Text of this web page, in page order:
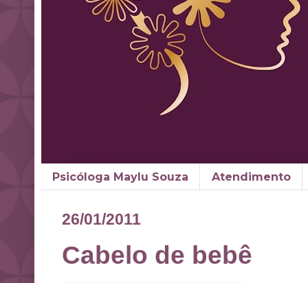
Psicóloga Maylu Souza Atendimento
26/01/2011
Cabelo de bebê